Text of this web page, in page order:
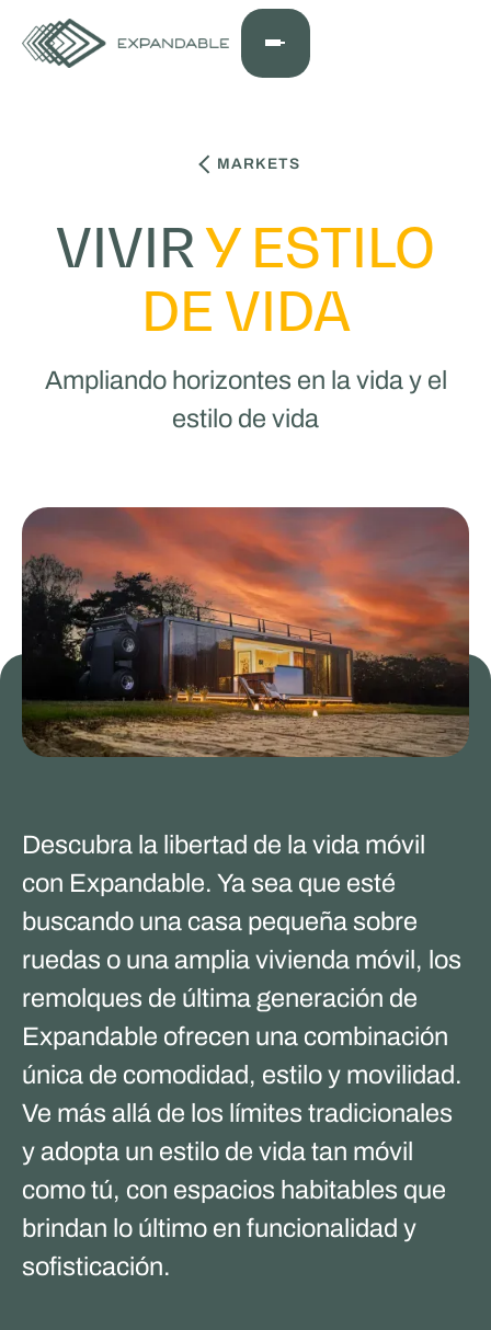
MARKETS
VIVIRY ESTILO
DE VIDA
Ampliando horizontes en la vida y el
estilo de vida
Descubra la libertad de la vida móvil
con Expandable. Ya sea que esté
buscando una casa pequeña sobre
ruedas o una amplia vivienda móvil, los
remolques de última generación de
Expandable ofrecen una combinación
única de comodidad, estilo y movilidad.
Ve más allá de los límites tradicionales
y adopta un estilo de vida tan móvil
como tú, con espacios habitables que
brindan lo último en funcionalidad y
sofisticación.